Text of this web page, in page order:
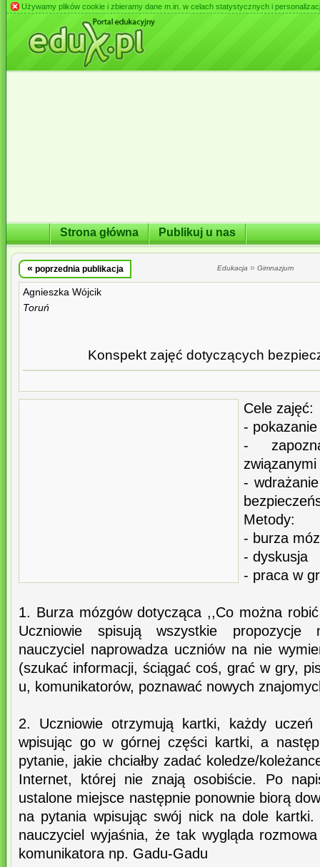
Używamy plików cookie i zbieramy dane m.in. w celach statystycznych i
Strona główna Publikuj u nas
« poprzednia publikacja Edukacja » Gimnazjum
Agnieszka Wójcik
Toruń
Konspekt zajęć dotyczących
Cele zajęć:
-
-
-
Metody:
- burza
- dyskusja
- praca w
1. Burza mózgów dotycząca ,,Co można
Uczniowie spisują wszystkie propozycje
nauczyciel naprowadza uczniów na nie
(szukać informacji, ściągać coś, grać w gry,
u, komunikatorów, poznawać nowych
2. Uczniowie otrzymują kartki, każdy
wpisując go w górnej części kartki, a
pytanie, jakie chciałby zadać koledze/
Internet, której nie znają osobiście. Po
ustalone miejsce następnie ponownie biorą
na pytania wpisując swój nick na dole kartki.
nauczyciel wyjaśnia, że tak wygląda
komunikatora np. Gadu-Gadu